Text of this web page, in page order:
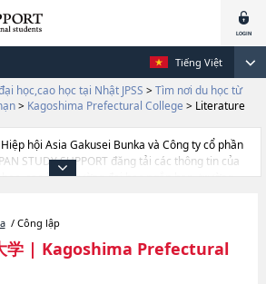
Tiếng Việt
học,cao học tại Nhật JPSS > Tìm nơi du học từ
> Kagoshima Prefectural College > Literature
hội Asia Gakusei Bunka và Công ty cổ phần
STUDY SUPPORT đăng tải các thông tin của
cao học, trường đại học ngắn hạn, trường
du học sinh, như là về các Ngành
and Environmental SciencehoặcNgành
Administration, thông tin về từng ngành học,
tuyển như số lượng tuyển sinh, số lượng trúng
/ Công lập
学| Kagoshima Prefectural